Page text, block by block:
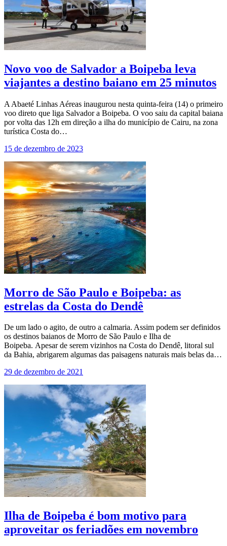
Novo voo de Salvador a Boipeba leva
viajantes a destino baiano em 25 minutos
A Abaeté Linhas Aéreas inaugurou nesta quinta-feira (14) o primeiro
voo direto que liga Salvador a Boipeba. O voo saiu da capital baiana
por volta das 12h em direção a ilha do município de Cairu, na zona
turística Costa do…
15 de dezembro de 2023
Morro de São Paulo e Boipeba: as
estrelas da Costa do Dendê
De um lado o agito, de outro a calmaria. Assim podem ser definidos
os destinos baianos de Morro de São Paulo e Ilha de
Boipeba. Apesar de serem vizinhos na Costa do Dendê, litoral sul
da Bahia, abrigarem algumas das paisagens naturais mais belas da…
29 de dezembro de 2021
Ilha de Boipeba é bom motivo para
aproveitar os feriadões em novembro